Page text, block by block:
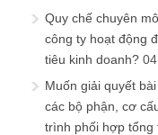
Quy chế chuyên
công ty hoạt động
tiêu kinh doanh?
Muốn giải quyết
các bộ phận, cơ
trình phối hợp tổng